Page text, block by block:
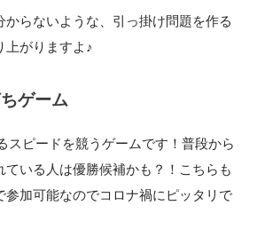
からないような、引っ掛け問題を作る
上がりますよ♪
ゲーム
スピードを競うゲームです！普段から
ている人は優勝候補かも？！こちらも
参加可能なのでコロナ禍にピッタリで